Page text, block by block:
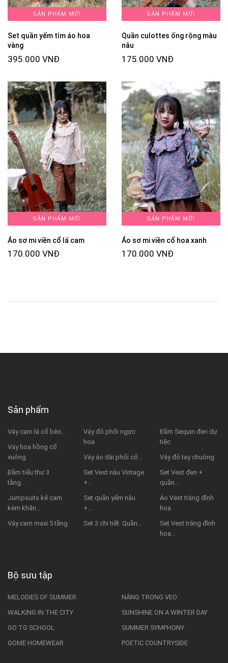
SẢN PHẨM MỚI
Set quần yếm tím áo hoa
vàng
395.000 VNĐ
SẢN PHẨM MỚI
Quần culottes ống rộng màu
nâu
175.000 VNĐ
SẢN PHẨM MỚI
Áo sơ mi viền cổ lá cam
170.000 VNĐ
SẢN PHẨM MỚI
Áo sơ mi viền cổ hoa xanh
170.000 VNĐ
Sản phẩm
Váy cam lá cổ bèo...
Váy hoa hồng cổ
vuông
Đầm tiểu thư 3
tầng...
Jumpsuits kẻ cam
kèm khăn...
Váy cam maxi 5 tầng
Váy đỏ phối ngực
hoa
Váy áo dài phối cổ...
Set Vest nâu Vintage
+...
Set quần yếm nâu
+...
Set 3 chi tiết: Quần...
Đầm Sequin đen dự
tiệc
Váy đỏ tay chuông
Set Vest đen +
quần...
Áo Vest trắng đính
hoa
Set Vest trắng đính
hoa...
Bộ sưu tập
MELODIES OF SUMMER
WALKING IN THE CITY
GO TO SCHOOL
GOME HOMEWEAR
NẮNG TRONG VEO
SUNSHINE ON A WINTER DAY
SUMMER SYMPHONY
POETIC COUNTRYSIDE